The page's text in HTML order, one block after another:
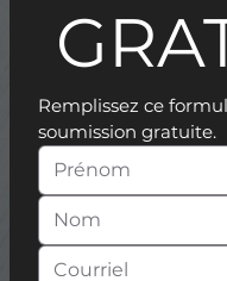
Remplissez ce
soumission gratuite.